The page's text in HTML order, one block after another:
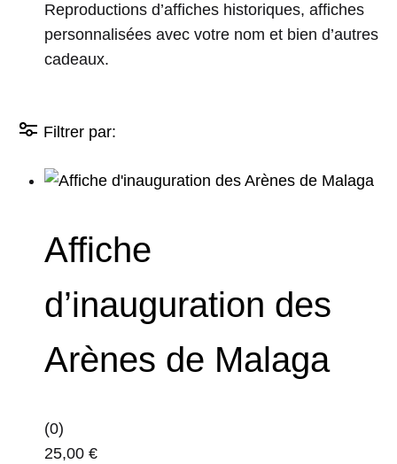
Reproductions d’affiches historiques, affiches
personnalisées avec votre nom et bien d’autres
cadeaux.
Filtrer par:
Affiche
d’inauguration des
Arènes de Malaga
(0)
25,00 €